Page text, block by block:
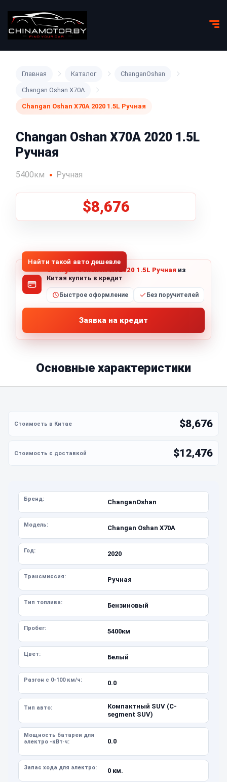
Главная Каталог ChanganOshan
Changan Oshan X70A
Changan Oshan X70A 2020 1.5L Ручная
Changan Oshan X70A 2020 1.5L
Ручная
5400км Ручная
$8,676
Найти такой авто дешевле
Changan Oshan X70A 2020 1.5L Ручная из
Китая купить в кредит
Быстрое оформление Без поручителей
Заявка на кредит
Основные характеристики
$8,676
$12,476
Бренд: ChanganOshan
Модель: Changan Oshan X70A
Год: 2020
Трансмиссия: Ручная
Тип топлива: Бензиновый
Пробег: 5400км
Цвет: Белый
Разгон с 0-100 км/ч: 0.0
Тип авто:
Компактный SUV (C-
segment SUV)
Мощность батареи для
электро -кВт·ч:
0.0
Запас хода для электро: 0 км.